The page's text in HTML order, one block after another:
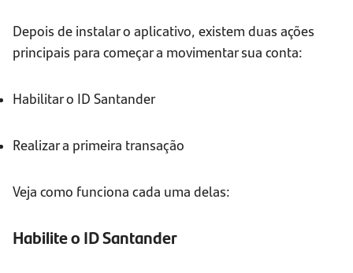
Depois de instalar o aplicativo, existem duas ações
principais para começar a movimentar sua conta:
Habilitar o ID Santander
Realizar a primeira transação
Veja como funciona cada uma delas:
Habilite o ID Santander